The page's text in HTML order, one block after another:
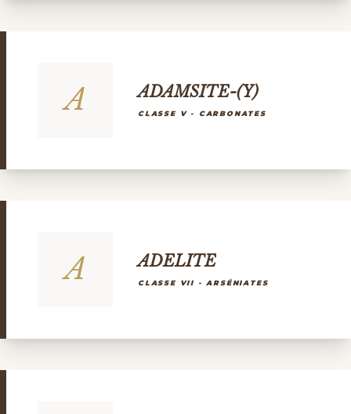
A ADAMSITE-(Y)
CLASSE V - CARBONATES
A ADELITE
CLASSE VII - ARSÉNIATES